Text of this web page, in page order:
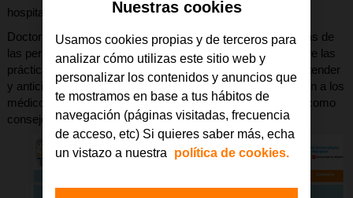
hospitalario.
Doctor Tea pretende, por un lado, facilitar las visitas médicas de
las personas con autismo proporcionando información sobre las
prácticas médicas más frecuentes para que las puedan entender
y anticipar, y, por otro lado, trata de proporcionar información a los
médicos sobre las características de estos pacientes, así como
consejos prácticos a las familias.
Nuestras cookies
Usamos cookies propias y de terceros para
analizar cómo utilizas este sitio web y
personalizar los contenidos y anuncios que
te mostramos en base a tus hábitos de
navegación (páginas visitadas, frecuencia
de acceso, etc) Si quieres saber más, echa
un vistazo a nuestra
política de cookies.